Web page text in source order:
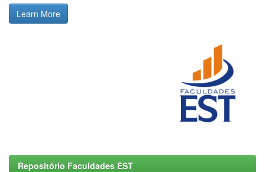
Learn More
Repositório Faculdades EST